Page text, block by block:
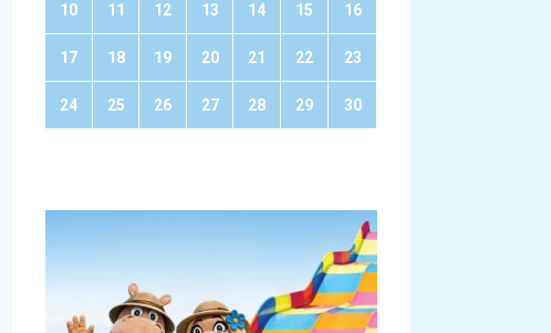
10 11 12 13 14 15 16
17 18 19 20 21 22 23
24 25 26 27 28 29 30